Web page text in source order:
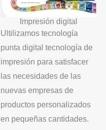
Impresión digital
Ultilizamos tecnología
punta digital tecnología de
impresión para satisfacer
las necesidades de las
nuevas empresas de
productos personalizados
en pequeñas cantidades.